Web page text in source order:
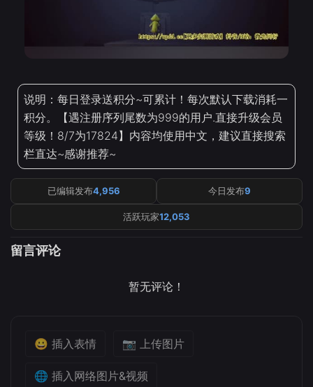
说明：每日登录送积分~可累计！每次默认下载消耗一
积分。【遇注册序列尾数为999的用户.直接升级会员
等级！8/7为17824】内容均使用中文，建议直接搜索
栏直达~感谢推荐~
已编辑发布4,956 今日发布9
活跃玩家12,053
留言评论
暂无评论！
😀 插入表情 📷 上传图片
🌐 插入网络图片&视频